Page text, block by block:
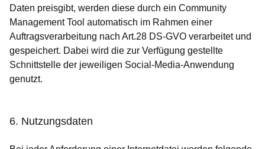
Daten preisgibt, werden diese durch ein Community
Management Tool automatisch im Rahmen einer
Auftragsverarbeitung nach Art.28 DS-GVO verarbeitet und
gespeichert. Dabei wird die zur Verfügung gestellte
Schnittstelle der jeweiligen Social-Media-Anwendung
genutzt.
6. Nutzungsdaten